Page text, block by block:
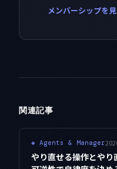
メンバーシップを
関連記事
◈ Agents & Manager
やり直せる操作とや